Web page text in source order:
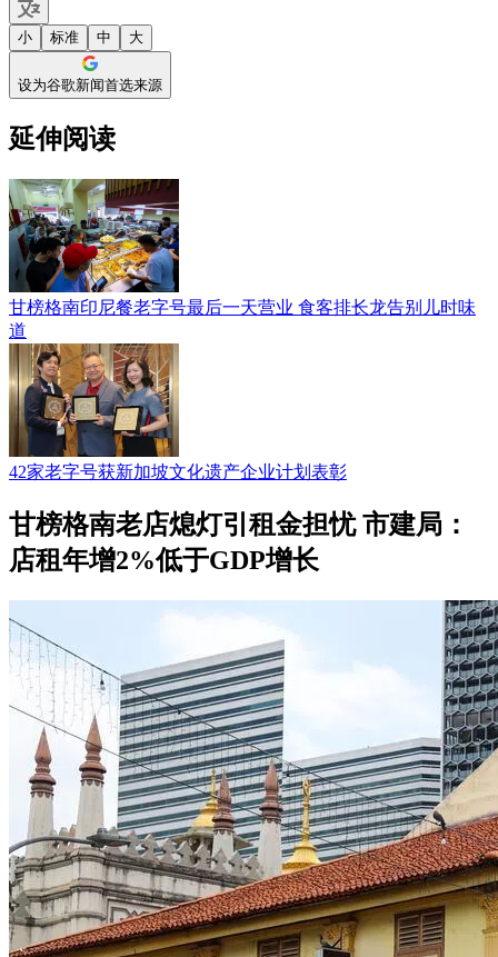
小 标准 中 大
设为谷歌新闻首选来源
延伸阅读
甘榜格南印尼餐老字号最后一天营业 食客排长龙告别儿时味
道
42家老字号获新加坡文化遗产企业计划表彰
甘榜格南老店熄灯引租金担忧 市建局：
店租年增2%低于GDP增长